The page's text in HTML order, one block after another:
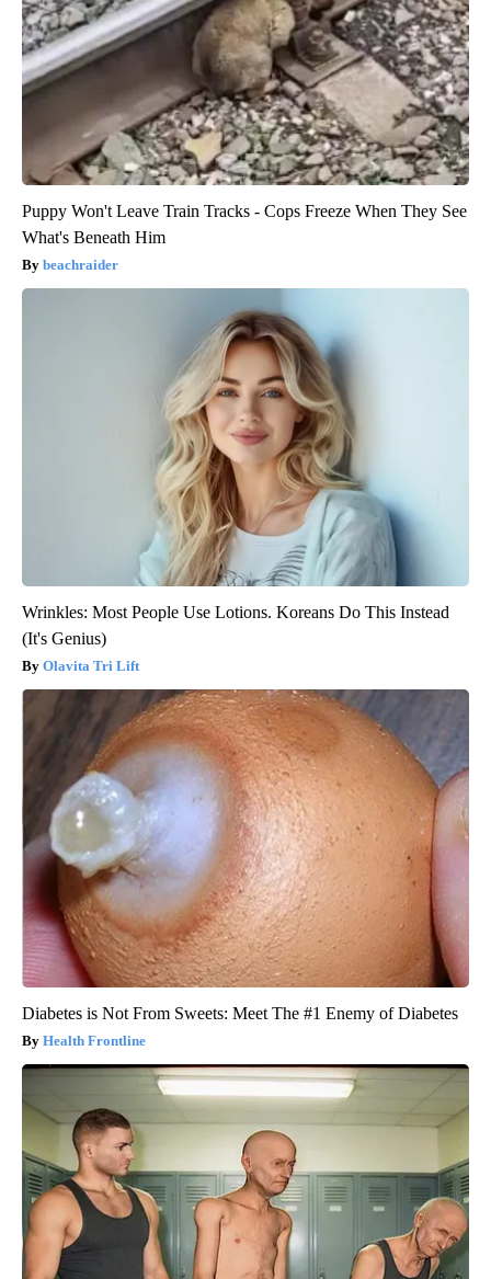
Puppy Won't Leave Train Tracks - Cops Freeze When They See
What's Beneath Him
beachraider
Wrinkles: Most People Use Lotions. Koreans Do This Instead
(It's Genius)
Olavita Tri Lift
Diabetes is Not From Sweets: Meet The #1 Enemy of Diabetes
Health Frontline